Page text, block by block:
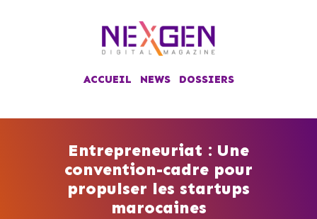
ACCUEIL NEWS DOSSIERS
Entrepreneuriat : Une
convention-cadre pour
propulser les startups
marocaines